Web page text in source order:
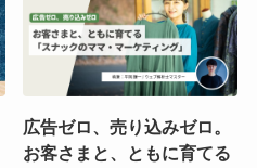
広告ゼロ、売り込みゼロ。
お客さまと、ともに育てる